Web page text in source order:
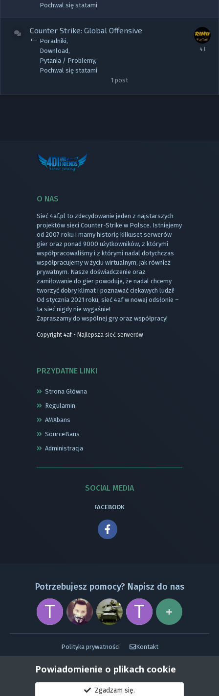
Pochwal się statami
Counter Strike: Global Offensive
Poradniki
Download
Pytania / Problemy
Pochwal się statami
1 post
O NAS
Sieć 4af.pl to zdecydowanie jeden z najstarszych
projektów sieci Counter-Strike w Polsce. Istniejemy
od 2007 roku i mamy historię kilkuset serwerów
gier oraz ponad 9000 użytkowników, z którymi
współpracowaliśmy i z którymi nadal dotychczas
współpracujemy w życiu wirtualnym, jak również
prywatnym. Nasze doświadczenie oraz
zamiłowanie do gier powoduje, że nadal chcemy
tworzyć dobry klimat i poznawać ciekawych ludzi!
Od stycznia 2021 roku, sieć 4af w nowej odsłonie –
ta sieć nigdy nie wygaśnie!
Zapraszamy do wspólnej gry oraz współpracy!
Copyright 4af - Najlepsza sieć serwerów
PRZYDATNE LINKI
Strona Główna
Regulamin
AMXbans
SourceBans
Administracja
SOCIAL MEDIA
FACEBOOK
Potrzebujesz pomocy? Napisz do nas
Polityka prywatności
Kontakt
Powiadomienie o plikach cookie
Zgadzam się.